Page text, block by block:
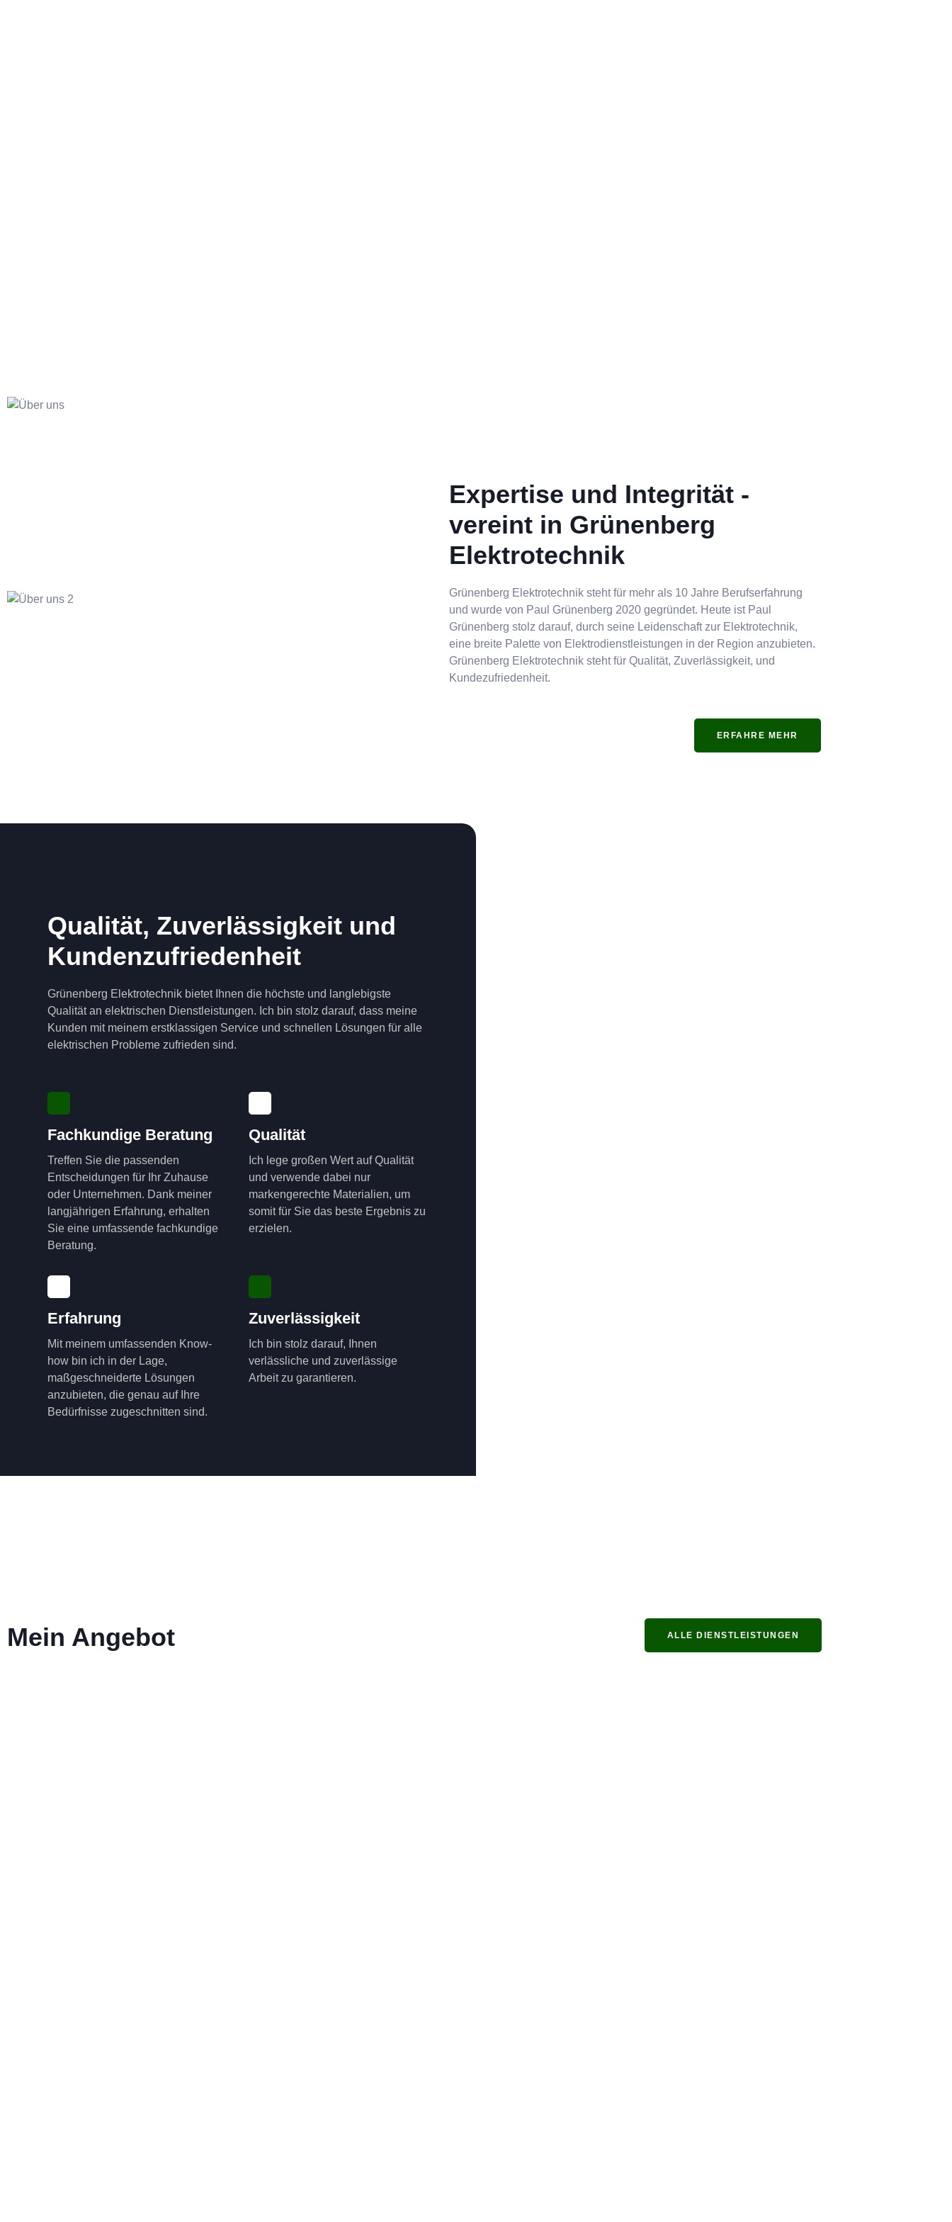
Expertise und Integrität -
vereint in Grünenberg
Elektrotechnik
Grünenberg Elektrotechnik steht für mehr als 10 Jahre Berufserfahrung
und wurde von Paul Grünenberg 2020 gegründet. Heute ist Paul
Grünenberg stolz darauf, durch seine Leidenschaft zur Elektrotechnik,
eine breite Palette von Elektrodienstleistungen in der Region anzubieten.
Grünenberg Elektrotechnik steht für Qualität, Zuverlässigkeit, und
Kundezufriedenheit.
ERFAHRE MEHR
Qualität, Zuverlässigkeit und
Kundenzufriedenheit
Grünenberg Elektrotechnik bietet Ihnen die höchste und langlebigste
Qualität an elektrischen Dienstleistungen. Ich bin stolz darauf, dass meine
Kunden mit meinem erstklassigen Service und schnellen Lösungen für alle
elektrischen Probleme zufrieden sind.
Fachkundige Beratung
Treffen Sie die passenden
Entscheidungen für Ihr Zuhause
oder Unternehmen. Dank meiner
langjährigen Erfahrung, erhalten
Sie eine umfassende fachkundige
Beratung.
Qualität
Ich lege großen Wert auf Qualität
und verwende dabei nur
markengerechte Materialien, um
somit für Sie das beste Ergebnis zu
erzielen.
Erfahrung
Mit meinem umfassenden Know-
how bin ich in der Lage,
maßgeschneiderte Lösungen
anzubieten, die genau auf Ihre
Bedürfnisse zugeschnitten sind.
Zuverlässigkeit
Ich bin stolz darauf, Ihnen
verlässliche und zuverlässige
Arbeit zu garantieren.
Mein Angebot ALLE DIENSTLEISTUNGEN